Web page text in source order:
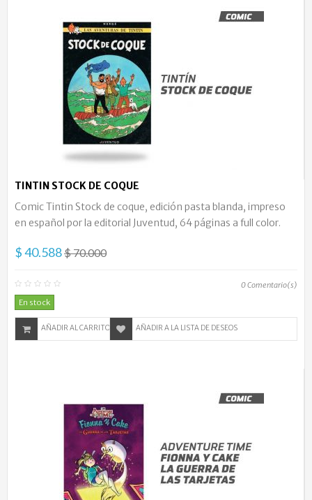
TINTIN STOCK DE COQUE
Comic Tintin Stock de coque, edición pasta blanda, impreso
en español por la editorial Juventud, 64 páginas a full color.
$ 40.588$ 70.000
0Comentario(s)
En stock
AÑADIR AL CARRITO AÑADIR A LA LISTA DE DESEOS